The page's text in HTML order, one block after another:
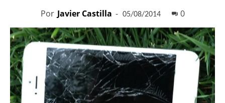
Por Javier Castilla - 05/08/2014 0